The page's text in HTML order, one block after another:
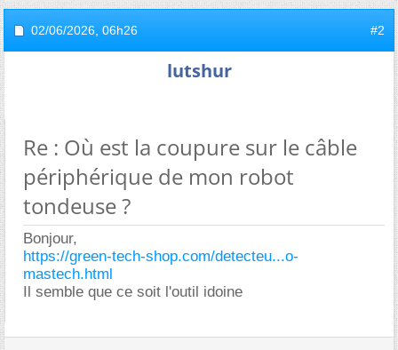
02/06/2026, 06h26 #2
lutshur
Re : Où est la coupure sur le câble
périphérique de mon robot
tondeuse ?
Bonjour,
https://green-tech-shop.com/detecteu...o-
mastech.html
Il semble que ce soit l'outil idoine